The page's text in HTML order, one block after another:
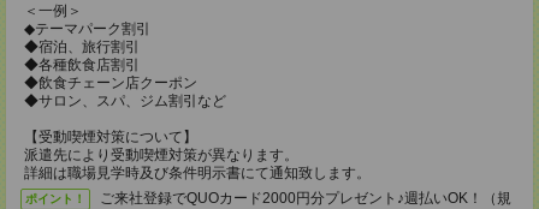
＜一例＞
◆テーマパーク割引
◆宿泊、旅行割引
◆各種飲食店割引
◆飲食チェーン店クーポン
◆サロン、スパ、ジム割引など
【受動喫煙対策について】
派遣先により受動喫煙対策が異なります。
詳細は職場見学時及び条件明示書にて通知致します。
ポイント！
ご来社登録でQUOカード2000円分プレゼント♪週払いOK！（規